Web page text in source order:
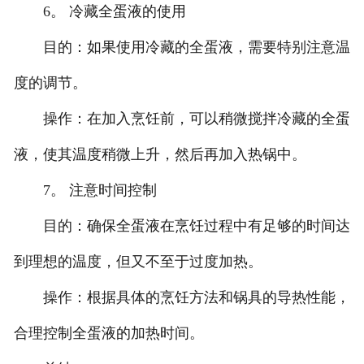
6。 冷藏全蛋液的使用
目的：如果使用冷藏的全蛋液，需要特别注意温
度的调节。
操作：在加入烹饪前，可以稍微搅拌冷藏的全蛋
液，使其温度稍微上升，然后再加入热锅中。
7。 注意时间控制
目的：确保全蛋液在烹饪过程中有足够的时间达
到理想的温度，但又不至于过度加热。
操作：根据具体的烹饪方法和锅具的导热性能，
合理控制全蛋液的加热时间。